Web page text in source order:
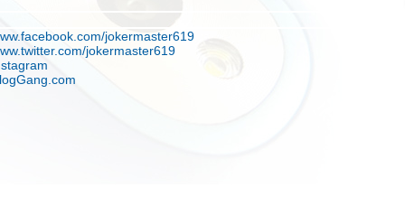
jokermaster619
jokermaster619